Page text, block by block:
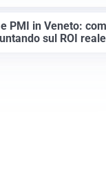
PMI in Veneto:
sul ROI reale